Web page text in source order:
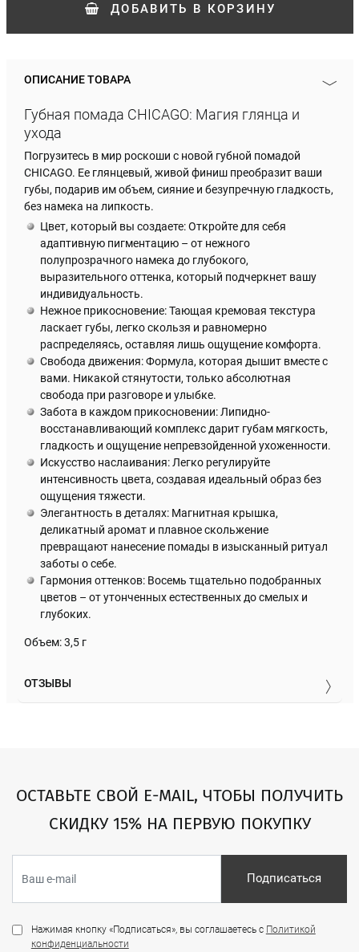
ДОБАВИТЬ В КОРЗИНУ
ОПИСАНИЕ ТОВАРА
Губная помада CHICAGO: Магия глянца и
ухода
Погрузитесь в мир роскоши с новой губной помадой
CHICAGO. Ее глянцевый, живой финиш преобразит ваши
губы, подарив им объем, сияние и безупречную гладкость,
без намека на липкость.
Цвет, который вы создаете: Откройте для себя
адаптивную пигментацию – от нежного
полупрозрачного намека до глубокого,
выразительного оттенка, который подчеркнет вашу
индивидуальность.
Нежное прикосновение: Тающая кремовая текстура
ласкает губы, легко скользя и равномерно
распределяясь, оставляя лишь ощущение комфорта.
Свобода движения: Формула, которая дышит вместе с
вами. Никакой стянутости, только абсолютная
свобода при разговоре и улыбке.
Забота в каждом прикосновении: Липидно-
восстанавливающий комплекс дарит губам мягкость,
гладкость и ощущение непревзойденной ухоженности.
Искусство наслаивания: Легко регулируйте
интенсивность цвета, создавая идеальный образ без
ощущения тяжести.
Элегантность в деталях: Магнитная крышка,
деликатный аромат и плавное скольжение
превращают нанесение помады в изысканный ритуал
заботы о себе.
Гармония оттенков: Восемь тщательно подобранных
цветов – от утонченных естественных до смелых и
глубоких.
Объем: 3,5 г
ОТЗЫВЫ
ОСТАВЬТЕ СВОЙ E-MAIL, ЧТОБЫ ПОЛУЧИТЬ
СКИДКУ 15% НА ПЕРВУЮ ПОКУПКУ
Подписаться
Нажимая кнопку «Подписаться», вы соглашаетесь с Политикой
конфиденциальности